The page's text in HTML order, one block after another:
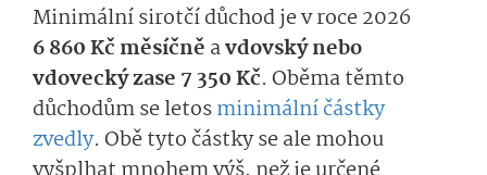
Minimální sirotčí důchod je v roce 2026
6 860 Kč měsíčně avdovský nebo
vdovecký zase 7 350 Kč. Oběma těmto
důchodům se letosminimální částky
zvedly. Obě tyto částky se ale mohou